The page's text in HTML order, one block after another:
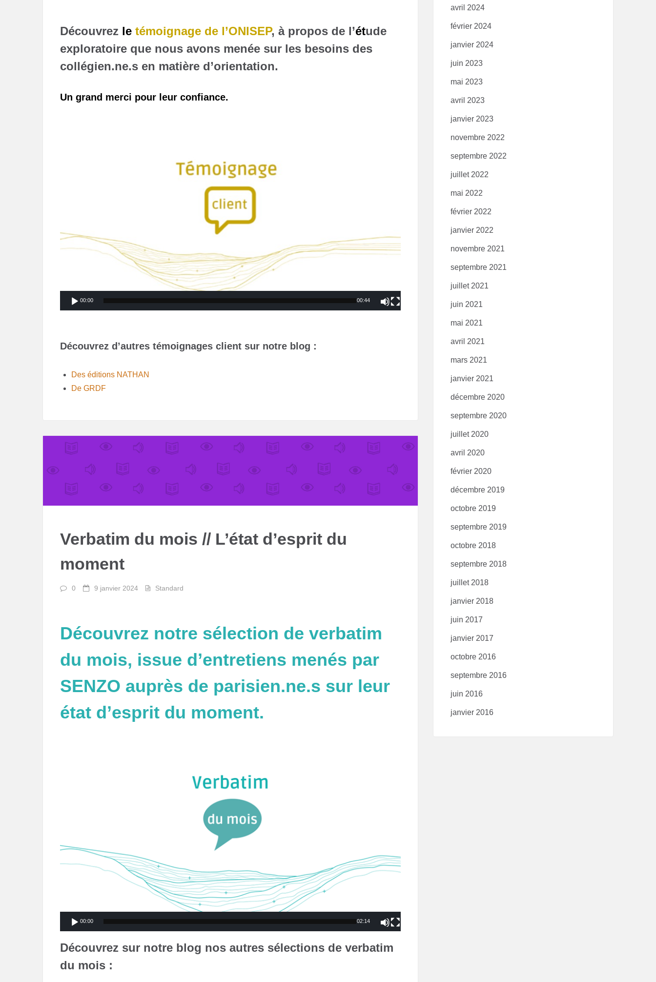
Découvrez le témoignage de l’ONISEP, à propos de l’étude
exploratoire que nous avons menée sur les besoins des
collégien.ne.s en matière d’orientation.
Un grand merci pour leur confiance.
00:00 00:44
Découvrez d’autres témoignages client sur notre blog :
Des éditions NATHAN
De GRDF
Verbatim du mois // L’état d’esprit du
moment
0 9 janvier 2024 Standard
Découvrez notre sélection de verbatim
du mois, issue d’entretiens menés par
SENZO auprès de parisien.ne.s sur leur
état d’esprit du moment.
00:00 02:14
Découvrez sur notre blog nos autres sélections de verbatim
du mois :
avril 2024
février 2024
janvier 2024
juin 2023
mai 2023
avril 2023
janvier 2023
novembre 2022
septembre 2022
juillet 2022
mai 2022
février 2022
janvier 2022
novembre 2021
septembre 2021
juillet 2021
juin 2021
mai 2021
avril 2021
mars 2021
janvier 2021
décembre 2020
septembre 2020
juillet 2020
avril 2020
février 2020
décembre 2019
octobre 2019
septembre 2019
octobre 2018
septembre 2018
juillet 2018
janvier 2018
juin 2017
janvier 2017
octobre 2016
septembre 2016
juin 2016
janvier 2016